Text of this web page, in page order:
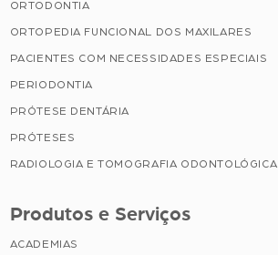
ORTODONTIA
ORTOPEDIA FUNCIONAL DOS MAXILARES
PACIENTES COM NECESSIDADES ESPECIAIS
PERIODONTIA
PRÓTESE DENTÁRIA
PRÓTESES
RADIOLOGIA E TOMOGRAFIA ODONTOLÓGICA
Produtos e Serviços
ACADEMIAS